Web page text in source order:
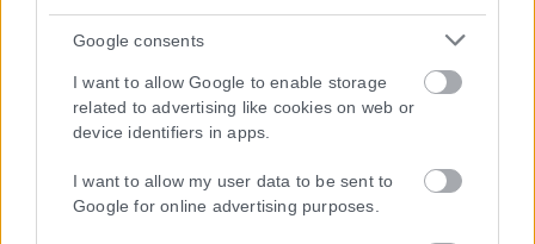
Google consents
I want to allow Google to enable storage
related to advertising like cookies on web or
device identifiers in apps.
I want to allow my user data to be sent to
Google for online advertising purposes.